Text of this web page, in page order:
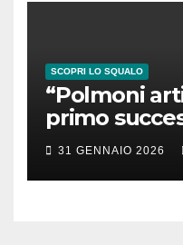
SCOPRI LO SQUALO
“Polmoni
primo
31 GENNAIO 2026